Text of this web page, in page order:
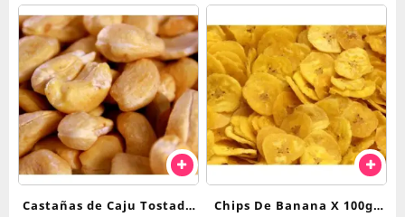
Castañas de Caju Tostada
Chips De Banana X 100gr